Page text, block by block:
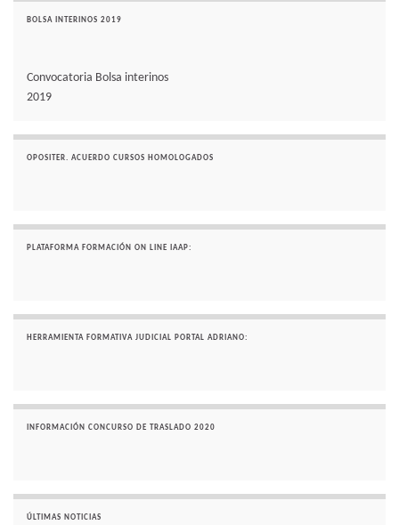
BOLSA INTERINOS 2019
Convocatoria Bolsa interinos
2019
OPOSITER. ACUERDO CURSOS HOMOLOGADOS
PLATAFORMA FORMACIÓN ON LINE IAAP:
HERRAMIENTA FORMATIVA JUDICIAL PORTAL ADRIANO:
INFORMACIÓN CONCURSO DE TRASLADO 2020
ÚLTIMAS NOTICIAS